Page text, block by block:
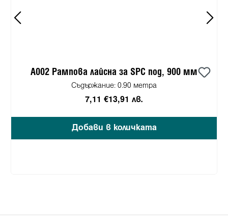
A002 Рампова лайсна за SPC под, 900 мм
Съдържание: 0.90 метра
7,11 €13,91 лв.
Добави в количката